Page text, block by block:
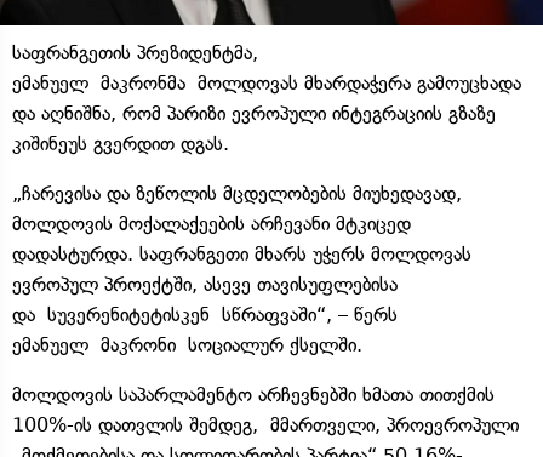
საფრანგეთის პრეზიდენტმა,
ემანუელ მაკრონმა მოლდოვას მხარდაჭერა გამოუცხადა
და აღნიშნა, რომ პარიზი ევროპული ინტეგრაციის გზაზე
კიშინეუს გვერდით დგას.
„ჩარევისა და ზეწოლის მცდელობების მიუხედავად,
მოლდოვის მოქალაქეების არჩევანი მტკიცედ
დადასტურდა. საფრანგეთი მხარს უჭერს მოლდოვას
ევროპულ პროექტში, ასევე თავისუფლებისა
და სუვერენიტეტისკენ სწრაფვაში“, – წერს
ემანუელ მაკრონი სოციალურ ქსელში.
მოლდოვის საპარლამენტო არჩევნებში ხმათა თითქმის
100%-ის დათვლის შემდეგ, მმართველი, პროევროპული